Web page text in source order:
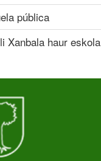
pública
Xanbala haur eskola